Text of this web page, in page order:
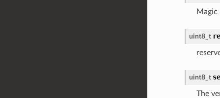
Magic
uint8_t
uint8_t
The